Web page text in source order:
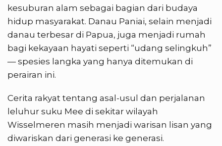
kesuburan alam sebagai bagian dari budaya
hidup masyarakat. Danau Paniai, selain menjadi
danau terbesar di Papua, juga menjadi rumah
bagi kekayaan hayati seperti “udang selingkuh”
— spesies langka yang hanya ditemukan di
perairan ini.
Cerita rakyat tentang asal-usul dan perjalanan
leluhur suku Mee di sekitar wilayah
Wisselmeren masih menjadi warisan lisan yang
diwariskan dari generasi ke generasi.